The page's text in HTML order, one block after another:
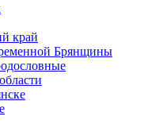
край
Брянщины